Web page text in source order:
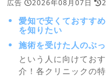
広告 2026年08月07日
愛知で安くておすす
を知りたい
施術を受けた人のぶ
という人に向けてお
介！各クリニックの